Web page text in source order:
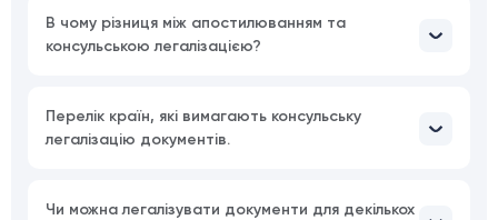
В чому різниця між апостилюванням та
консульською легалізацією?
Перелік країн, які вимагають консульську
легалізацію документів.
Чи можна легалізувати документи для декількох